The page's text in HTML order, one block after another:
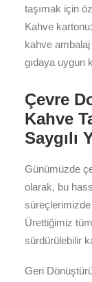
taşımak için
Kahve
kahve ambalaj
gıdaya uygun
Çevre
Kahve
Saygılı
Günümüzde
olarak, bu
Ürettiğimiz
sürdürülebilir
Geri